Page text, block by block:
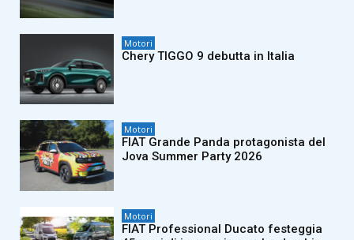
Motori
Chery TIGGO 9 debutta in Italia
Motori
FIAT Grande Panda protagonista del
Jova Summer Party 2026
Motori
FIAT Professional Ducato festeggia